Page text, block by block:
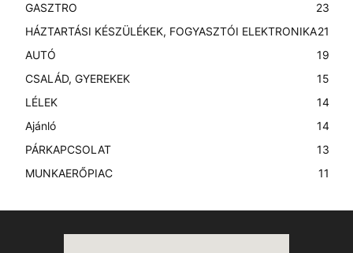
GASZTRO
23
HÁZTARTÁSI KÉSZÜLÉKEK, FOGYASZTÓI ELEKTRONIKA21
AUTÓ
19
CSALÁD, GYEREKEK
15
LÉLEK
14
Ajánló
14
PÁRKAPCSOLAT
13
MUNKAERŐPIAC
11